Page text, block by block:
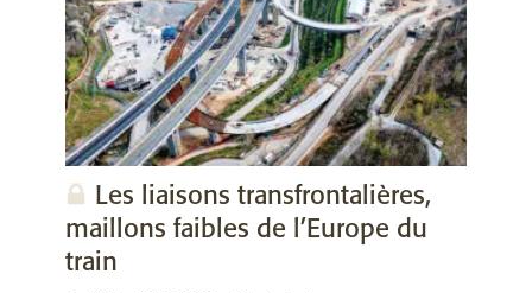
Les liaisons transfrontalières,
maillons faibles de l’Europe du
train